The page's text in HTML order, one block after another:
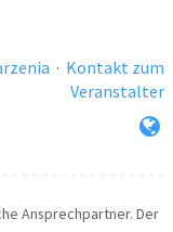
· Kontakt zum
Veranstalter
Ansprechpartner. Der